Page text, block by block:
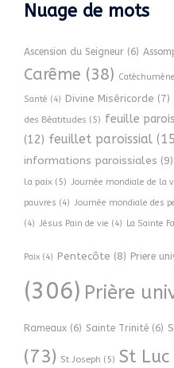
Nuage de mots
Ascension du Seigneur (6)
Carême (38)
Santé (4) Divine Miséricorde (7)
des Béatitudes (5) feuille
(12) feuillet paroissial
informations paroissiales (9)
la paix (5) Journée mondiale de la
pauvres (4) Journée mondiale des
(4) Jésus Pain de vie (4) La Sainte
Paix (4) Pentecôte (8) Priere
(306) Prière
Rameaux (6) Sainte Trinité (6)
(73) St Joseph (5) St Luc